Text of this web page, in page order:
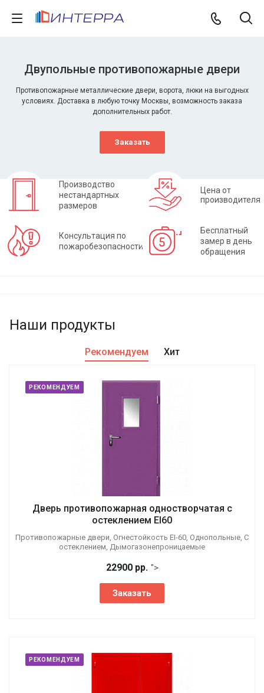
Двупольные противопожарные двери
Противопожарные металлические двери, ворота, люки на выгодных
условиях. Доставка в любую точку Москвы, возможность заказа
дополнительных работ.
Заказать
Производство
нестандартных
размеров
Цена от
производителя
Консультация по
пожаробезопасности
Бесплатный
замер в день
обращения
Наши продукты
Рекомендуем Хит
РЕКОМЕНДУЕМ
Дверь противопожарная одностворчатая с
остеклением EI60
Противопожарные двери, Огнестойкость EI-60, Однопольные, С
остеклением, Дымогазонепроницаемые
22900 рр. ">
Заказать
РЕКОМЕНДУЕМ